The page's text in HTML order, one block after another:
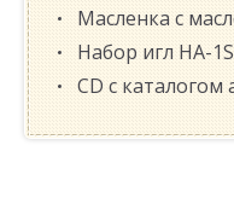
Масленка с
Набор игл HA-
CD с каталогом